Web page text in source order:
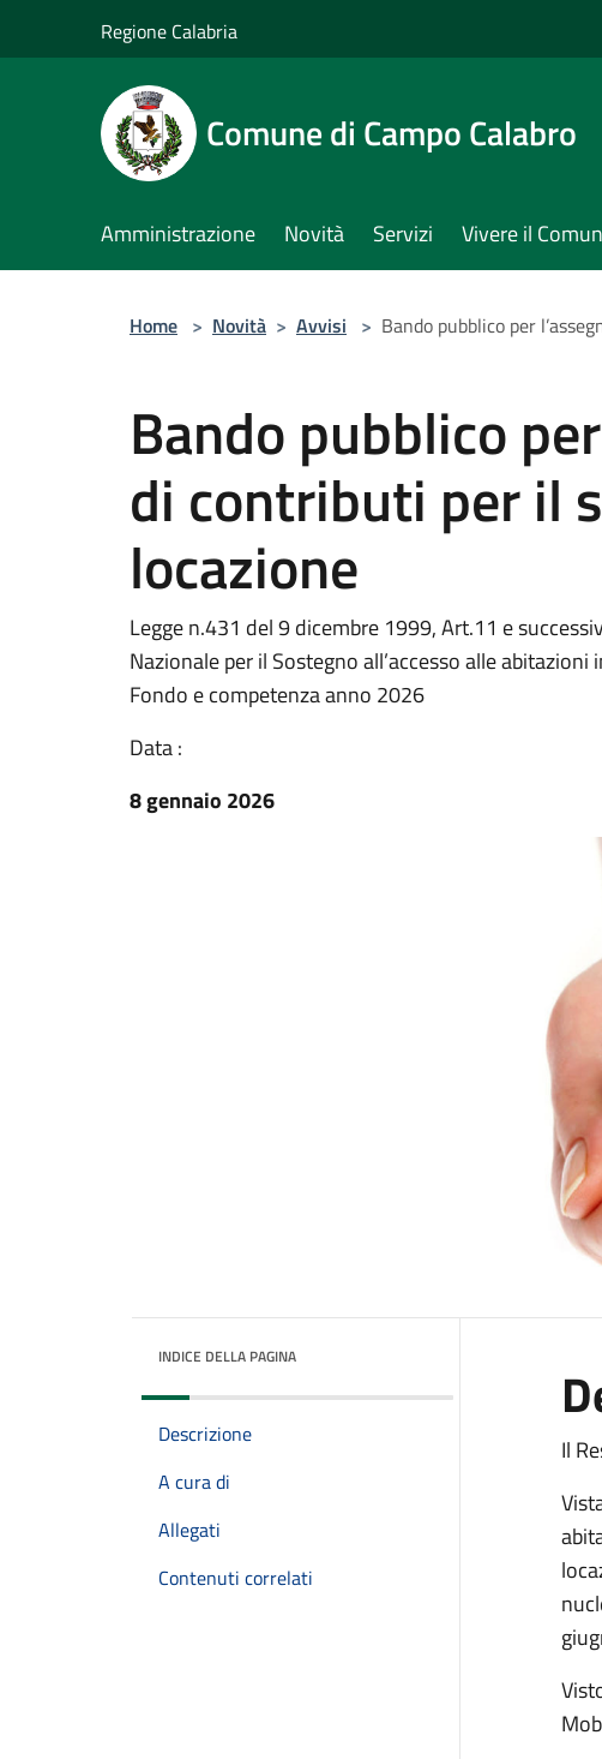
Regione Calabria
Comune di Campo Calabro
Amministrazione Novità Servizi Vivere il
Home > Novità > Avvisi > Bando pubblico per
Bando pubblico
di contributi per il
locazione
Legge n.431 del 9 dicembre 1999, Art.11 e
Nazionale per il Sostegno all’accesso alle
Fondo e competenza anno 2026
Data :
8 gennaio 2026
INDICE DELLA PAGINA
Descrizione
A cura di
Allegati
Contenuti correlati
Il